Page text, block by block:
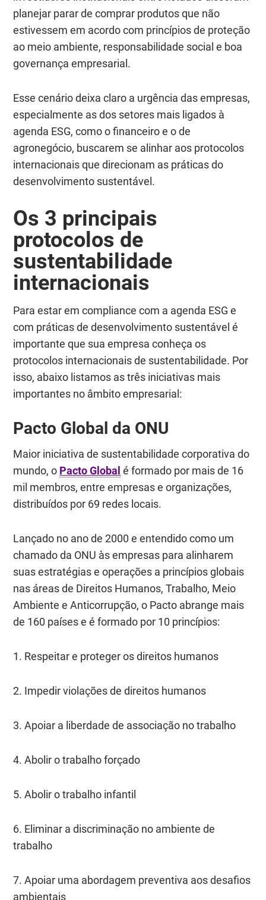
planejar parar de comprar produtos que não
estivessem em acordo com princípios de proteção
ao meio ambiente, responsabilidade social e boa
governança empresarial.
Esse cenário deixa claro a urgência das empresas,
especialmente as dos setores mais ligados à
agenda ESG, como o financeiro e o de
agronegócio, buscarem se alinhar aos protocolos
internacionais que direcionam as práticas do
desenvolvimento sustentável.
Os 3 principais
protocolos de
sustentabilidade
internacionais
Para estar em compliance com a agenda ESG e
com práticas de desenvolvimento sustentável é
importante que sua empresa conheça os
protocolos internacionais de sustentabilidade. Por
isso, abaixo listamos as três iniciativas mais
importantes no âmbito empresarial:
Pacto Global da ONU
Maior iniciativa de sustentabilidade corporativa do
mundo, o Pacto Global é formado por mais de 16
mil membros, entre empresas e organizações,
distribuídos por 69 redes locais.
Lançado no ano de 2000 e entendido como um
chamado da ONU às empresas para alinharem
suas estratégias e operações a princípios globais
nas áreas de Direitos Humanos, Trabalho, Meio
Ambiente e Anticorrupção, o Pacto abrange mais
de 160 países e é formado por 10 princípios:
1. Respeitar e proteger os direitos humanos
2. Impedir violações de direitos humanos
3. Apoiar a liberdade de associação no trabalho
4. Abolir o trabalho forçado
5. Abolir o trabalho infantil
6. Eliminar a discriminação no ambiente de
trabalho
7. Apoiar uma abordagem preventiva aos desafios
ambientais